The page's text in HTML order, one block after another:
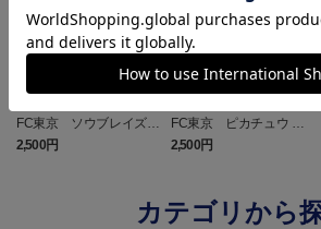
FC東京 ソウブレイズ
タオルマフラー
2,500円
FC東京 ピカチュウ タ
オルマフラー
2,500円
カテゴリから